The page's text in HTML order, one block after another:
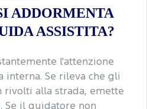
ADDORMENTA
ASSISTITA?
l'attenzione
interna. Se rileva che gli
rivolti alla strada, emette
Se il guidatore non